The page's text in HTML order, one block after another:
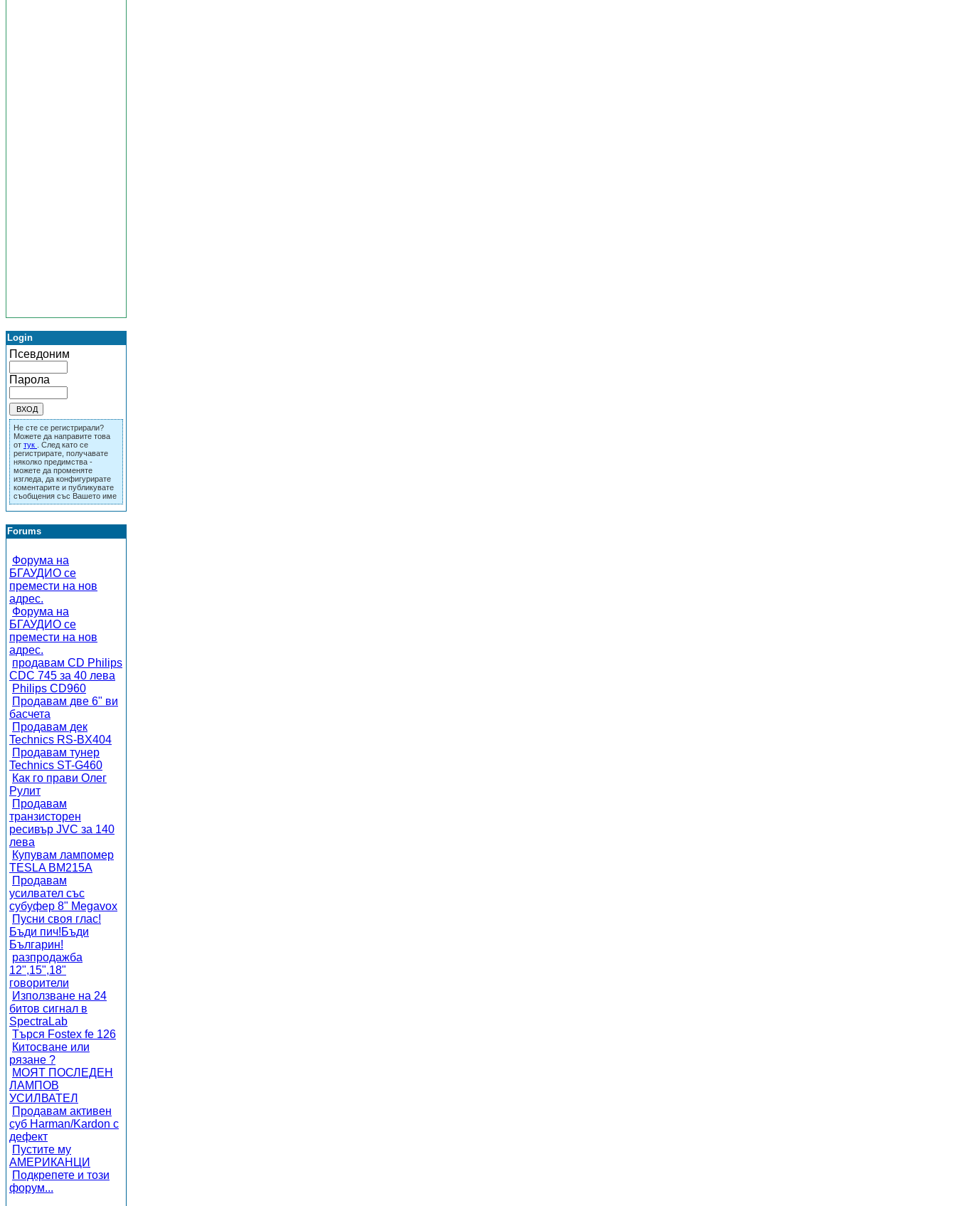
Login
Псевдоним
Парола
Не сте се регистрирали?
Можете да направите това
от тук
. След като се
регистрирате, получавате
няколко предимства -
можете да променяте
изгледа, да конфигурирате
коментарите и публикувате
съобщения със Вашето име
Forums
Форума на
БГАУДИО се
премести на нов
адрес.
Форума на
БГАУДИО се
премести на нов
адрес.
продавам CD Philips
CDC 745 за 40 лева
Philips CD960
Продавам две 6" ви
басчета
Продавам дек
Technics RS-BX404
Продавам тунер
Technics ST-G460
Как го прави Олег
Рулит
Продавам
транзисторен
ресивър JVC за 140
лева
Купувам лампомер
TESLA BM215A
Продавам
усилвател със
субуфер 8" Megavox
Пусни своя глас!
Бъди пич!Бъди
Българин!
разпродажба
12",15",18"
говорители
Използване на 24
битов сигнал в
SpectraLab
Търся Fostex fe 126
Китосване или
рязане ?
МОЯТ ПОСЛЕДЕН
ЛАМПОВ
УСИЛВАТЕЛ
Продавам активен
суб Harman/Kardon с
дефект
Пустите му
АМЕРИКАНЦИ
Подкрепете и този
форум...